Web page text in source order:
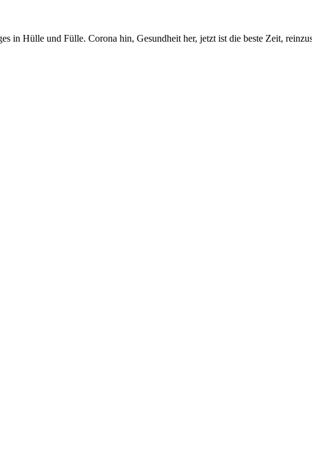
in Hülle und Fülle. Corona hin, Gesundheit her, jetzt ist die beste Zeit,